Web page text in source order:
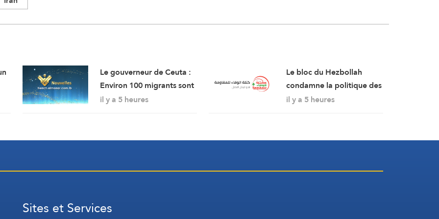
Le gouverneur de Ceuta :
Environ 100 migrants sont
morts lors de l’afflux
il y a 5 heures
Le bloc du Hezbollah
condamne la politique des
autorités « persistant dans
négociations humiliantes »
il y a 5 heures
Sites et Services